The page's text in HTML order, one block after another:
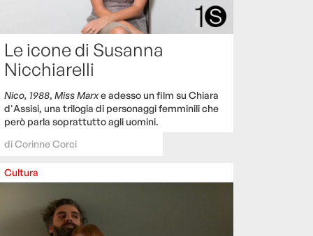
Le icone di Susanna
Nicchiarelli
Nico, 1988, Miss Marxe adesso un film su Chiara
d'Assisi, una trilogia di personaggi femminili che
però parla soprattutto agli uomini.
diCorinne Corci
Cultura